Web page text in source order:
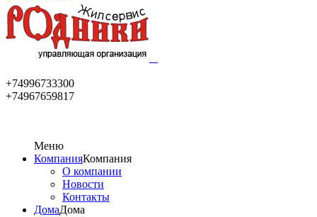
+74996733300
+74967659817
Меню
КомпанияКомпания
О компании
Новости
Контакты
ДомаДома